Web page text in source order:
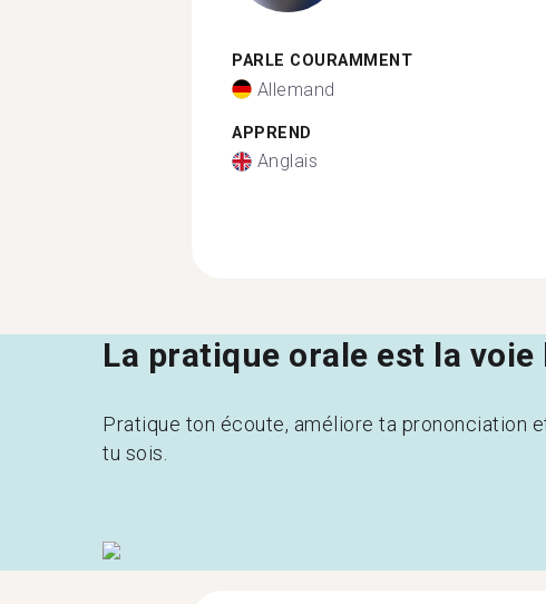
PARLE COURAMMENT
Allemand
APPREND
Anglais
La pratique orale est la
Pratique ton écoute, améliore ta prononciation
tu sois.